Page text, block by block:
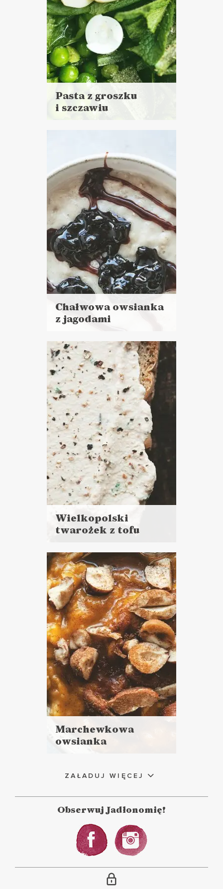
Pasta z groszku
i szczawiu
DO CHLEBA ŚNIADANIA
Chałwowa owsianka
z jagodami
więcej
Czas przygotowania: 10 minut
ŚNIADANIA
Wielkopolski
twarożek z tofu
więcej
Czas przygotowania: 10 minut
+ noc chłodzenia
DO CHLEBA ŚNIADANIA
Marchewkowa
owsianka
do 30 minut
ŚNIADANIA
ZAŁADUJ WIĘCEJ
Obserwuj Jadłonomię!